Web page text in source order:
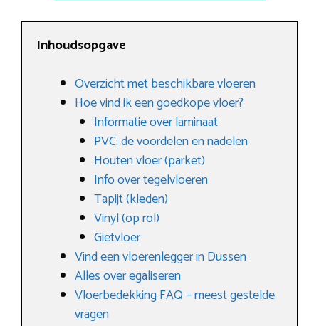
Inhoudsopgave
Overzicht met beschikbare vloeren
Hoe vind ik een goedkope vloer?
Informatie over laminaat
PVC: de voordelen en nadelen
Houten vloer (parket)
Info over tegelvloeren
Tapijt (kleden)
Vinyl (op rol)
Gietvloer
Vind een vloerenlegger in Dussen
Alles over egaliseren
Vloerbedekking FAQ – meest gestelde
vragen